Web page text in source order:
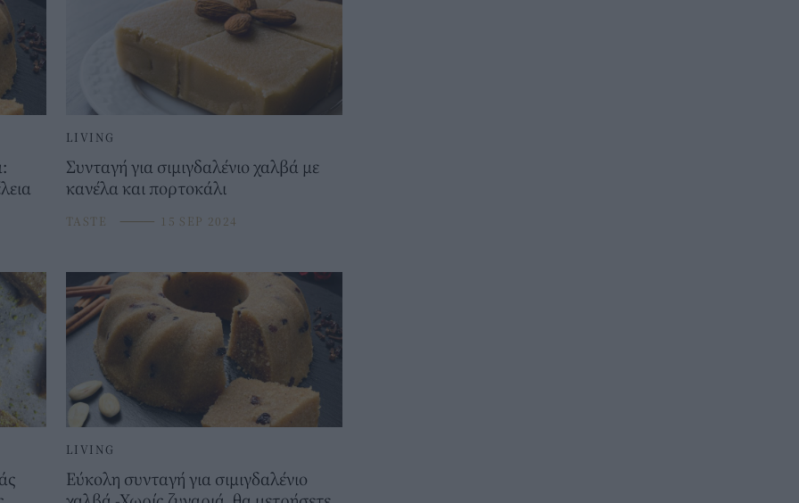
LIVING
Συνταγή για σιμιγδαλένιο χαλβά με
κανέλα και πορτοκάλι
TASTE ⸻ 15 SEP 2024
LIVING
Εύκολη συνταγή για σιμιγδαλένιο